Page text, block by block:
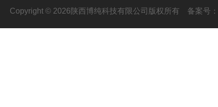
Copyright © 2026陕西博纯科技有限公司版权所有 备案号